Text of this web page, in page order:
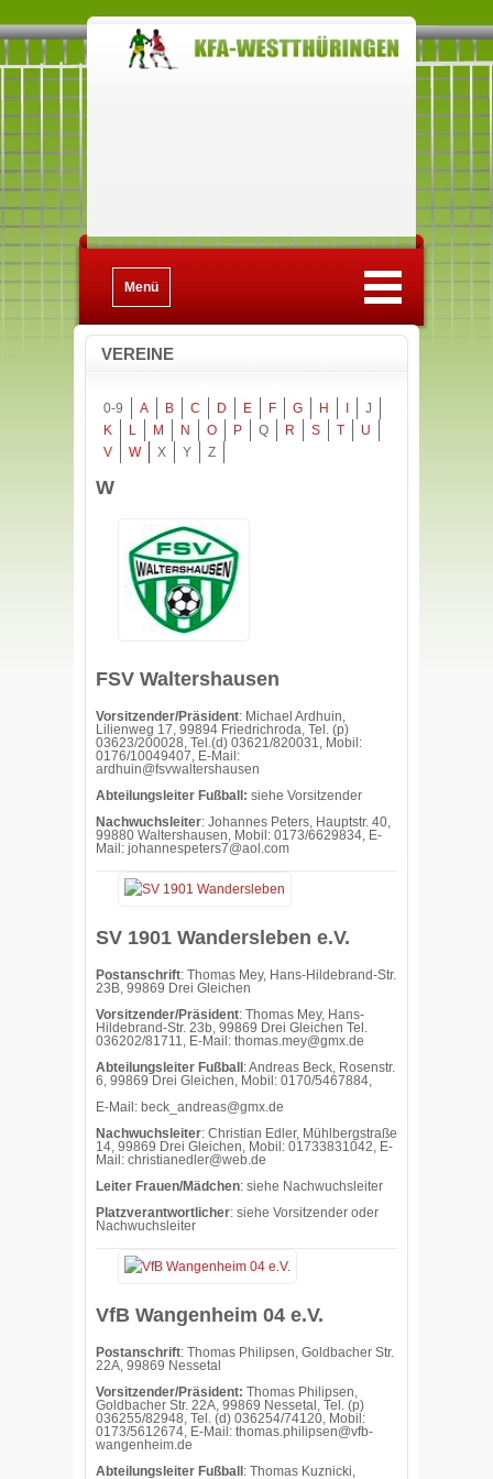
Menü
VEREINE
0-9 A B C D E F G H
J
K
L M N O P Q R S T
U
V
W X Y Z
W
FSV Waltershausen
Vorsitzender/Präsident: Michael Ardhuin,
Lilienweg 17, 99894 Friedrichroda, Tel. (p)
03623/200028, Tel.(d) 03621/820031, Mobil:
0176/10049407, E-Mail:
ardhuin@fsvwaltershausen
Abteilungsleiter Fußball: siehe Vorsitzender
Nachwuchsleiter: Johannes Peters, Hauptstr. 40,
99880 Waltershausen, Mobil: 0173/6629834, E-
Mail: johannespeters7@aol.com
SV 1901 Wandersleben e.V.
Postanschrift: Thomas Mey, Hans-Hildebrand-Str.
23B, 99869 Drei Gleichen
Vorsitzender/Präsident: Thomas Mey, Hans-
Hildebrand-Str. 23b, 99869 Drei Gleichen Tel.
036202/81711, E-Mail: thomas.mey@gmx.de
Abteilungsleiter Fußball : Andreas Beck, Rosenstr.
6, 99869 Drei Gleichen, Mobil: 0170/5467884,
E-Mail: beck_andreas@gmx.de
Nachwuchsleiter: Christian Edler, Mühlbergstraße
14, 99869 Drei Gleichen, Mobil: 01733831042, E-
Mail: christianedler@web.de
Leiter Frauen/Mädchen: siehe Nachwuchsleiter
Platzverantwortlicher: siehe Vorsitzender oder
Nachwuchsleiter
VfB Wangenheim 04 e.V.
Postanschrift: Thomas Philipsen, Goldbacher Str.
22A, 99869 Nessetal
Vorsitzender/Präsident: Thomas Philipsen,
Goldbacher Str. 22A, 99869 Nessetal, Tel. (p)
036255/82948, Tel. (d) 036254/74120, Mobil:
0173/5612674, E-Mail: thomas.philipsen@vfb-
wangenheim.de
Abteilungsleiter Fußball : Thomas Kuznicki,